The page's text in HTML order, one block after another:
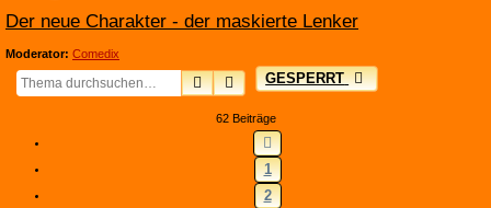
Der neue Charakter - der maskierte Lenker
Moderator: Comedix
GESPERRT
SUCHEERWEITERTE SUCHE
62 Beiträge
VORHERIGE
1
2